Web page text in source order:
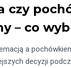
czy
– co
a
decyzji